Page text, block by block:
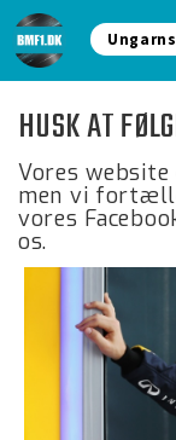
HUSK AT
Vores
men vi
vores
os.